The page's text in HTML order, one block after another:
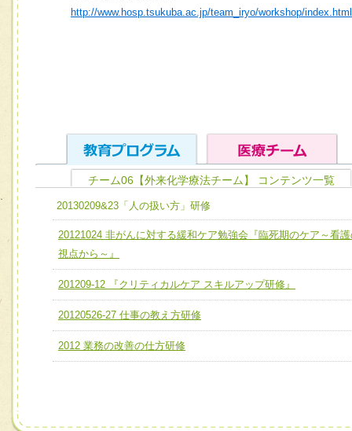
http://www.hosp.tsukuba.ac.jp/team_iryo/workshop/
ユニット１ 医療人としての基礎能力
全人的医療を実践する医療人として、必要な基礎能力を身
ける
ユニット２ チーム医療構成力
必要に応じて柔軟に医療チームを組織し、強調できる
ユニット３ 多職種連携力
他職種の視点とスキルを学び、相互理解と連携を深める
チーム01【病院内横断的問題解決チーム】
チーム02【地域医療連携推進による高度医療を必要とする
宅患者等支援チーム】
チーム03【癌患者服薬サポートチーム】
チーム04【口腔ケアチーム】
チーム06【外来化学療法チーム】 コンテンツ一覧
20130209&23「人の扱い方」研修
20121024 非がんに対する緩和ケア勉強会『臨死期のケア～看
視点から～』
201209-12 『クリティカルケア スキルアップ研修』
20120526-27 仕事の教え方研修
2012 業務の改善の仕方研修